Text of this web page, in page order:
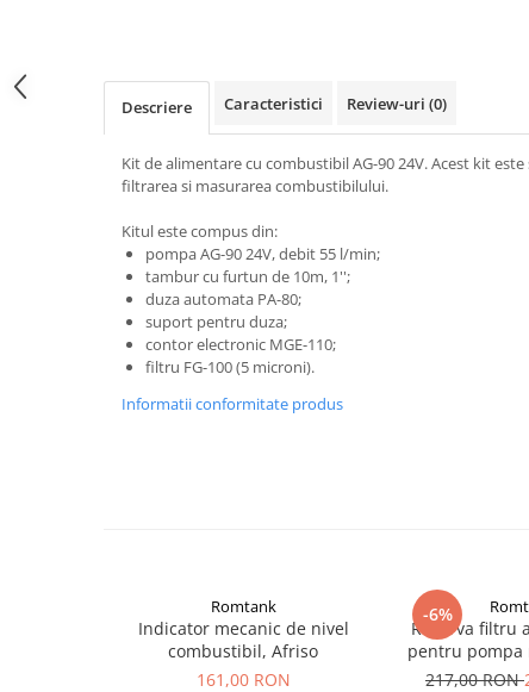
Descriere Caracteristici Review-uri (0)
Kit de alimentare cu combustibil AG-90 24V. Acest kit
filtrarea si masurarea combustibilului.
Kitul este compus din:
pompa AG-90 24V, debit 55 l/min;
tambur cu furtun de 10m, 1'';
duza automata PA-80;
suport pentru duza;
contor electronic MGE-110;
filtru FG-100 (5 microni).
Informatii conformitate produs
Romtank
Indicator mecanic de nivel
combustibil, Afriso
161,00 RON
-6%
Rezerva filtru
pentru pompa
70-
217,00 RON